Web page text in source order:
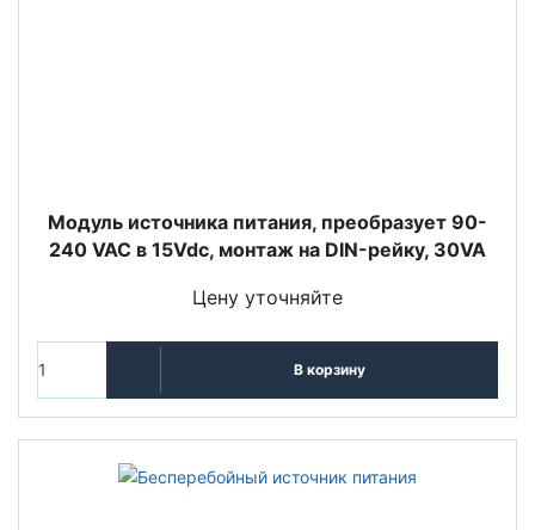
Модуль источника питания, преобразует 90-
240 VAC в 15Vdc, монтаж на DIN-рейку, 30VA
Цену уточняйте
В корзину